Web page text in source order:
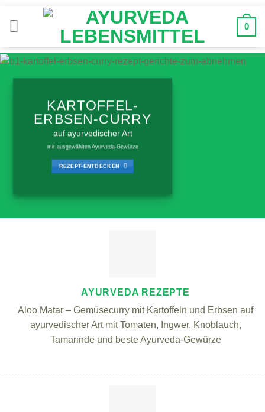
Inhalt
0
KARTOFFEL-
ERBSEN-CURRY
auf ayurvedischer Art
mit ausgewählten Ayurveda-Gewürze
REZEPT-ENTDECKEN
AYURVEDA REZEPTE
Aloo Matar – Gemüsecurry mit Kartoffeln und Erbsen auf
ayurvedischer Art mit Tomaten, Ingwer, Knoblauch,
Tamarinde und beste Ayurveda-Gewürze